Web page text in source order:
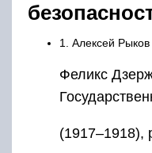
1. Алексей Рыков
Феликс
(1917–1918),